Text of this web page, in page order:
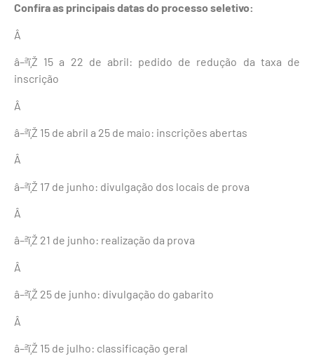
Confira as principais datas do processo seletivo:
Â
â–ªï¸Ž 15 a 22 de abril: pedido de redução da taxa de
inscrição
Â
â–ªï¸Ž 15 de abril a 25 de maio: inscrições abertas
Â
â–ªï¸Ž 17 de junho: divulgação dos locais de prova
Â
â–ªï¸Ž 21 de junho: realização da prova
Â
â–ªï¸Ž 25 de junho: divulgação do gabarito
Â
â–ªï¸Ž 15 de julho: classificação geral